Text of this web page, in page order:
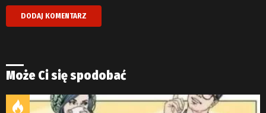
Może Ci się spodobać